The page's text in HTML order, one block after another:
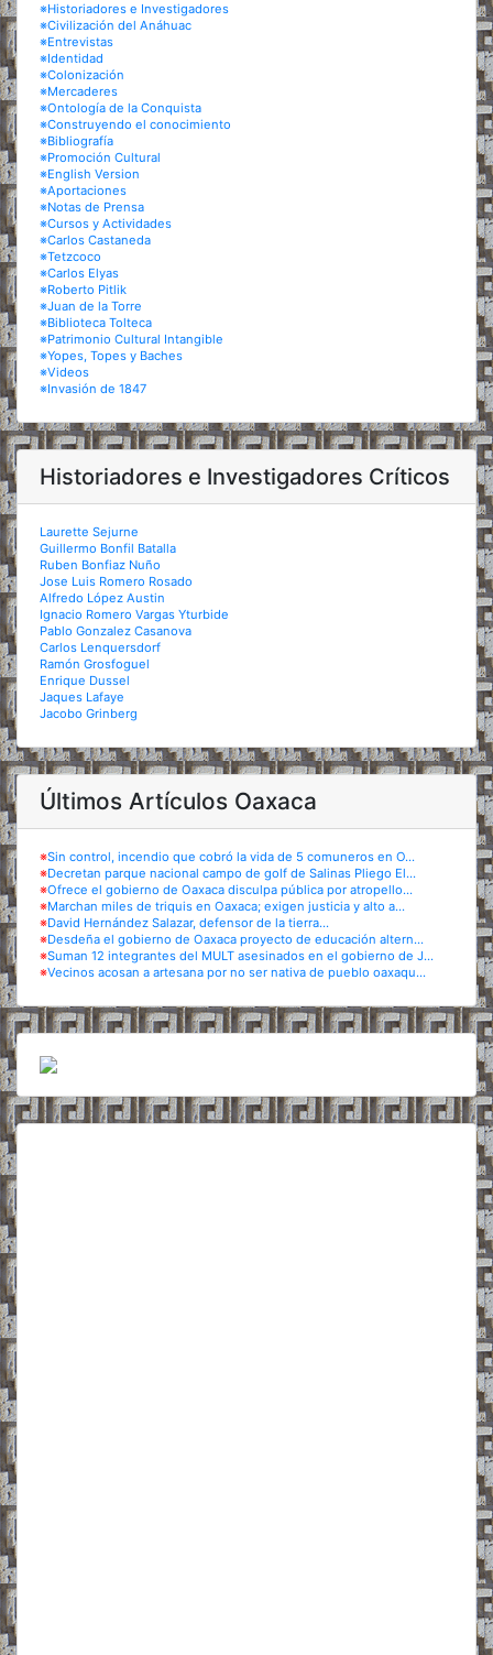
※Historiadores e Investigadores
※Civilización del Anáhuac
※Entrevistas
※Identidad
※Colonización
※Mercaderes
※Ontología de la Conquista
※Construyendo el conocimiento
※Bibliografía
※Promoción Cultural
※English Version
※Aportaciones
※Notas de Prensa
※Cursos y Actividades
※Carlos Castaneda
※Tetzcoco
※Carlos Elyas
※Roberto Pitlik
※Juan de la Torre
※Biblioteca Tolteca
※Patrimonio Cultural Intangible
※Yopes, Topes y Baches
※Videos
※Invasión de 1847
Historiadores e Investigadores Críticos
Laurette Sejurne
Guillermo Bonfil Batalla
Ruben Bonfiaz Nuño
Jose Luis Romero Rosado
Alfredo López Austin
Ignacio Romero Vargas Yturbide
Pablo Gonzalez Casanova
Carlos Lenquersdorf
Ramón Grosfoguel
Enrique Dussel
Jaques Lafaye
Jacobo Grinberg
Últimos Artículos Oaxaca
※Sin control, incendio que cobró la vida de 5 comuneros en O...
※Decretan parque nacional campo de golf de Salinas Pliego El...
※Ofrece el gobierno de Oaxaca disculpa pública por atropello...
※Marchan miles de triquis en Oaxaca; exigen justicia y alto a...
※David Hernández Salazar, defensor de la tierra...
※Desdeña el gobierno de Oaxaca proyecto de educación altern...
※Suman 12 integrantes del MULT asesinados en el gobierno de J...
※Vecinos acosan a artesana por no ser nativa de pueblo oaxaqu...